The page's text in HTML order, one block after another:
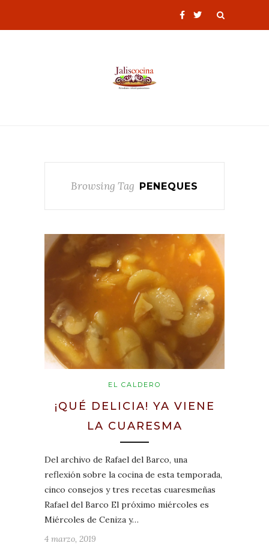
Browsing Tag PENEQUES
EL CALDERO
¡QUÉ DELICIA! YA VIENE
LA CUARESMA
Del archivo de Rafael del Barco, una
reflexión sobre la cocina de esta temporada,
cinco consejos y tres recetas cuaresmeñas
Rafael del Barco El próximo miércoles es
Miércoles de Ceniza y…
4 marzo, 2019